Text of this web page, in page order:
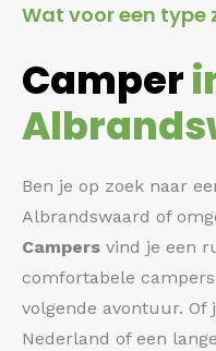
Wat voor een type
Camper
Ben je op zoek naar
Albrandswaard of
Campers vind je een
comfortabele
volgende avontuur.
Nederland of een